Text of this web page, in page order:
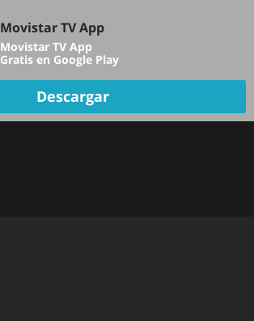
TV EN VIVO
Movistar TV App
Movistar TV App
Gratis en Google Play
Descargar